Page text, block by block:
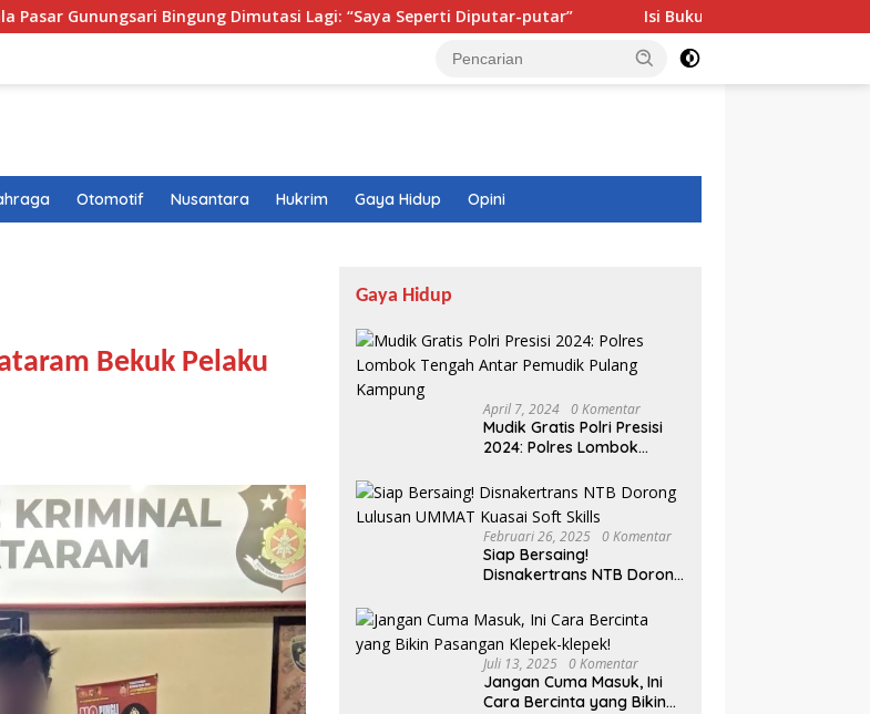
Bingung Dimutasi Lagi: “Saya Seperti Diputar-putar” Isi Buku Pelajaran Akan Dirombak, Ini 3
Otomotif Nusantara Hukrim Gaya Hidup Opini
Bekuk Pelaku
Gaya Hidup
April 7, 2024 0 Komentar
Mudik Gratis Polri Presisi
2024: Polres Lombok
Pulang Kampung
Februari 26, 2025 0 Komentar
Siap Bersaing!
Disnakertrans NTB Dorong
Soft Skills
Juli 13, 2025 0 Komentar
Jangan Cuma Masuk, Ini
Cara Bercinta yang Bikin